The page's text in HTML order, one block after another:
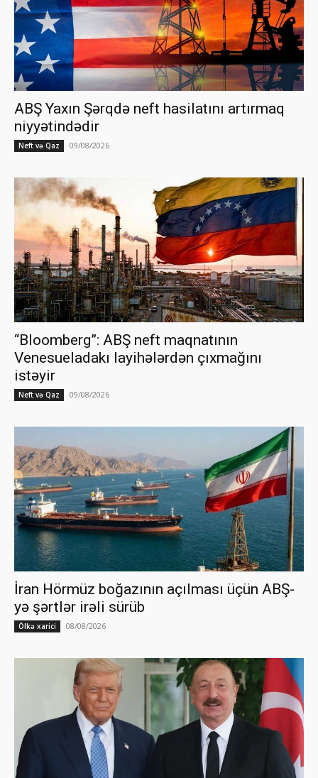
ABŞ Yaxın Şərqdə neft hasilatını artırmaq
niyyətindədir
Neft və Qaz 09/08/2026
“Bloomberg”: ABŞ neft maqnatının
Venesueladakı layihələrdən çıxmağını
istəyir
Neft və Qaz 09/08/2026
İran Hörmüz boğazının açılması üçün ABŞ-
yə şərtlər irəli sürüb
Ölkə xarici 08/08/2026